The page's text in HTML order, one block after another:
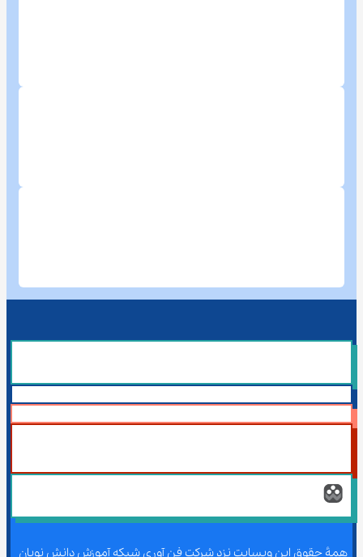
همۀ حقوق این وبسایت نزد شرکت فن آوری شبکه آموزش دانش نویان